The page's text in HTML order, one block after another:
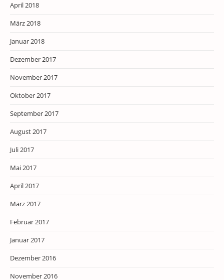
April 2018
März 2018
Januar 2018
Dezember 2017
November 2017
Oktober 2017
September 2017
August 2017
Juli 2017
Mai 2017
April 2017
März 2017
Februar 2017
Januar 2017
Dezember 2016
November 2016